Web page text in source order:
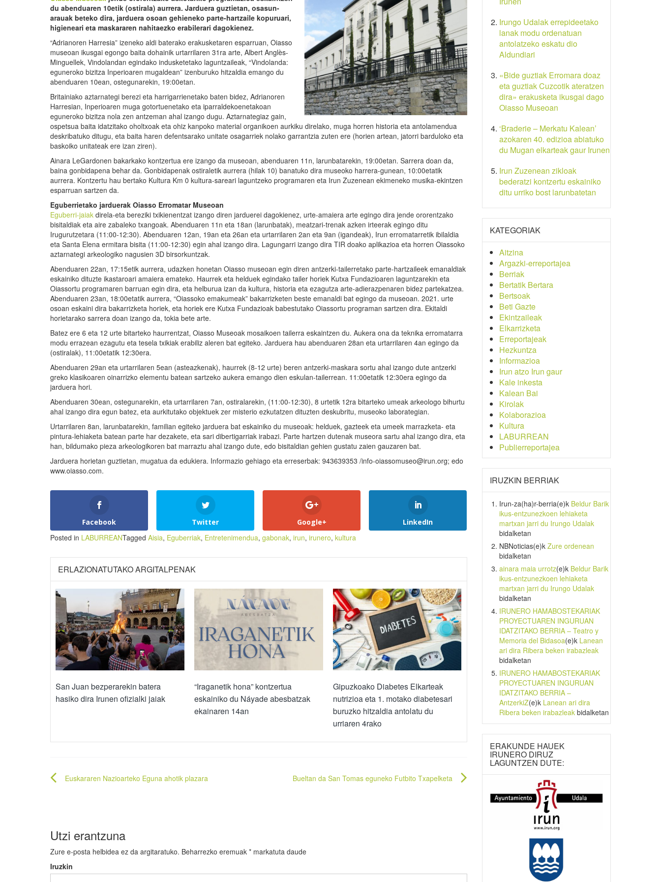
du abenduaren 10etik (ostirala) aurrera. Jarduera guztietan, osasun-
arauak beteko dira, jarduera osoan gehieneko parte-hartzaile kopuruari,
higieneari eta maskararen nahitaezko erabilerari dagokienez.
“Adrianoren Harresia” izeneko aldi baterako erakusketaren esparruan, Oiasso
museoan ikusgai egongo baita dohainik urtarrilaren 31ra arte, Albert Anglès-
Minguellek, Vindolandan egindako indusketetako laguntzaileak, “Vindolanda:
eguneroko bizitza Inperioaren mugaldean” izenburuko hitzaldia emango du
abenduaren 10ean, ostegunarekin, 19:00etan.
Britainiako aztarnategi berezi eta harrigarrienetako baten bidez, Adrianoren
Harresian, Inperioaren muga gotortuenetako eta iparraldekoenetakoan
eguneroko bizitza nola zen antzeman ahal izango dugu. Aztarnategiaz gain,
ospetsua baita idatzitako oholtxoak eta ohiz kanpoko material organikoen aurkiku direlako, muga horren historia eta antolamendua
deskribatuko ditugu, eta baita haren defentsarako unitate osagarriek nolako garrantzia zuten ere (horien artean, jatorri barduloko eta
baskoiko unitateak ere izan ziren).
Ainara LeGardonen bakarkako kontzertua ere izango da museoan, abenduaren 11n, larunbatarekin, 19:00etan. Sarrera doan da,
baina gonbidapena behar da. Gonbidapenak ostiraletik aurrera (hilak 10) banatuko dira museoko harrera-gunean, 10:00etatik
aurrera. Kontzertu hau bertako Kultura Km 0 kultura-sareari laguntzeko programaren eta Irun Zuzenean ekimeneko musika-ekintzen
esparruan sartzen da.
Eguberrietako jarduerak Oiasso Erromatar Museoan
Eguberri-jaiak direla-eta bereziki txikienentzat izango diren jarduerei dagokienez, urte-amaiera arte egingo dira jende ororentzako
bisitaldiak eta aire zabaleko txangoak. Abenduaren 11n eta 18an (larunbatak), meatzari-trenak azken irteerak egingo ditu
Irugurutzetara (11:00-12:30). Abenduaren 12an, 19an eta 26an eta urtarrilaren 2an eta 9an (igandeak), Irun erromatarretik ibilaldia
eta Santa Elena ermitara bisita (11:00-12:30) egin ahal izango dira. Lagungarri izango dira TIR doako aplikazioa eta horren Oiassoko
aztarnategi arkeologiko nagusien 3D birsorkuntzak.
Abenduaren 22an, 17:15etik aurrera, udazken honetan Oiasso museoan egin diren antzerki-tailerretako parte-hartzaileek emanaldiak
eskainiko dituzte ikastaroari amaiera emateko. Haurrek eta helduek egindako tailer horiek Kutxa Fundazioaren laguntzarekin eta
Oiassortu programaren barruan egin dira, eta helburua izan da kultura, historia eta ezagutza arte-adierazpenaren bidez partekatzea.
Abenduaren 23an, 18:00etatik aurrera, “Oiassoko emakumeak” bakarrizketen beste emanaldi bat egingo da museoan. 2021. urte
osoan eskaini dira bakarrizketa horiek, eta horiek ere Kutxa Fundazioak babestutako Oiassortu programan sartzen dira. Ekitaldi
horietarako sarrera doan izango da, tokia bete arte.
Batez ere 6 eta 12 urte bitarteko haurrentzat, Oiasso Museoak mosaikoen tailerra eskaintzen du. Aukera ona da teknika erromatarra
modu errazean ezagutu eta tesela txikiak erabiliz aleren bat egiteko. Jarduera hau abenduaren 28an eta urtarrilaren 4an egingo da
(ostiralak), 11:00etatik 12:30era.
Abenduaren 29an eta urtarrilaren 5ean (asteazkenak), haurrek (8-12 urte) beren antzerki-maskara sortu ahal izango dute antzerki
greko klasikoaren oinarrizko elementu batean sartzeko aukera emango dien eskulan-tailerrean. 11:00etatik 12:30era egingo da
jarduera hori.
Abenduaren 30ean, ostegunarekin, eta urtarrilaren 7an, ostiralarekin, (11:00-12:30), 8 urtetik 12ra bitarteko umeak arkeologo bihurtu
ahal izango dira egun batez, eta aurkitutako objektuek zer misterio ezkutatzen dituzten deskubritu, museoko laborategian.
Urtarrilaren 8an, larunbatarekin, familian egiteko jarduera bat eskainiko du museoak: helduek, gazteek eta umeek marrazketa- eta
pintura-lehiaketa batean parte har dezakete, eta sari dibertigarriak irabazi. Parte hartzen dutenak museora sartu ahal izango dira, eta
han, bildumako pieza arkeologikoren bat marraztu ahal izango dute, edo bisitaldian gehien gustatu zaien gauzaren bat.
Jarduera horietan guztietan, mugatua da edukiera. Informazio gehiago eta erreserbak: 943639353 /info-oiassomuseo@irun.org; edo
www.oiasso.com.
Facebook Twitter Google+ LinkedIn
Posted in LABURREANTagged Aisia, Eguberriak, Entretenimendua, gabonak, irun, irunero, kultura
ERLAZIONATUTAKO ARGITALPENAK
San Juan bezperarekin batera
hasiko dira Irunen ofizialki jaiak
“Iraganetik hona” kontzertua
eskainiko du Náyade abesbatzak
ekainaren 14an
Gipuzkoako Diabetes Elkarteak
nutrizioa eta 1. motako diabetesari
buruzko hitzaldia antolatu du
urriaren 4rako
Bidalketetan
Euskararen Nazioarteko Eguna ahotik plazara Bueltan da San Tomas eguneko Futbito Txapelketa
Utzi erantzuna
Zure e-posta helbidea ez da argitaratuko. Beharrezko eremuak * markatuta daude
Iruzkin
Irungo Udalak errepideetako
lanak modu ordenatuan
antolatzeko eskatu dio
Aldundiari
«Bide guztiak Erromara doaz
eta guztiak Cuzcotik ateratzen
dira» erakusketa ikusgai dago
Oiasso Museoan
‘Braderie – Merkatu Kalean’
azokaren 40. edizioa abiatuko
du Mugan elkarteak gaur Irunen
Irun Zuzenean zikloak
bederatzi kontzertu eskainiko
ditu urriko bost larunbatetan
KATEGORIAK
Aitzina
Argazki-erreportajea
Berriak
Bertatik Bertara
Bertsoak
Beti Gazte
Ekintzaileak
Elkarrizketa
Erreportajeak
Hezkuntza
Informazioa
Irun atzo Irun gaur
Kale inkesta
Kalean Bai
Kirolak
Kolaborazioa
Kultura
LABURREAN
Publierreportajea
IRUZKIN BERRIAK
Irun-za(ha)r-berria(e)k Beldur Barik
ikus-entzunezkoen lehiaketa
martxan jarri du Irungo Udalak
bidalketan
NBNoticias(e)k Zure ordenean
bidalketan
ainara maia urrotz(e)k Beldur Barik
ikus-entzunezkoen lehiaketa
martxan jarri du Irungo Udalak
bidalketan
IRUNERO HAMABOSTEKARIAK
PROYECTUAREN INGURUAN
IDATZITAKO BERRIA – Teatro y
Memoria del Bidasoa(e)k Lanean
ari dira Ribera beken irabazleak
bidalketan
IRUNERO HAMABOSTEKARIAK
PROYECTUAREN INGURUAN
IDATZITAKO BERRIA –
AntzerkiZ(e)k Lanean ari dira
Ribera beken irabazleakbidalketan
ERAKUNDE HAUEK
IRUNERO DIRUZ
LAGUNTZEN DUTE: